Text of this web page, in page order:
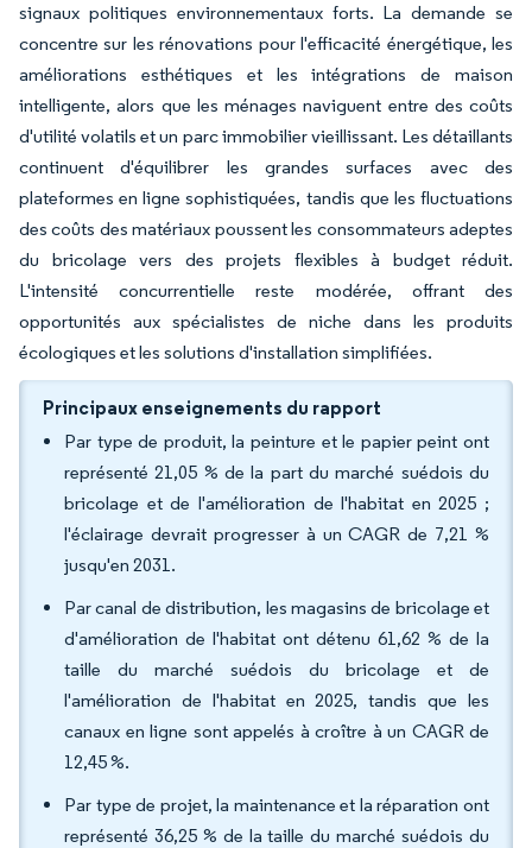
signaux politiques environnementaux forts. La demande se
concentre sur les rénovations pour l'efficacité énergétique, les
améliorations esthétiques et les intégrations de maison
intelligente, alors que les ménages naviguent entre des coûts
d'utilité volatils et un parc immobilier vieillissant. Les détaillants
continuent d'équilibrer les grandes surfaces avec des
plateformes en ligne sophistiquées, tandis que les fluctuations
des coûts des matériaux poussent les consommateurs adeptes
du bricolage vers des projets flexibles à budget réduit.
L'intensité concurrentielle reste modérée, offrant des
opportunités aux spécialistes de niche dans les produits
écologiques et les solutions d'installation simplifiées.
Principaux enseignements du rapport
Par type de produit, la peinture et le papier peint ont
représenté 21,05 % de la part du marché suédois du
bricolage et de l'amélioration de l'habitat en 2025 ;
l'éclairage devrait progresser à un CAGR de 7,21 %
jusqu'en 2031.
Par canal de distribution, les magasins de bricolage et
d'amélioration de l'habitat ont détenu 61,62 % de la
taille du marché suédois du bricolage et de
l'amélioration de l'habitat en 2025, tandis que les
canaux en ligne sont appelés à croître à un CAGR de
12,45 %.
Par type de projet, la maintenance et la réparation ont
représenté 36,25 % de la taille du marché suédois du